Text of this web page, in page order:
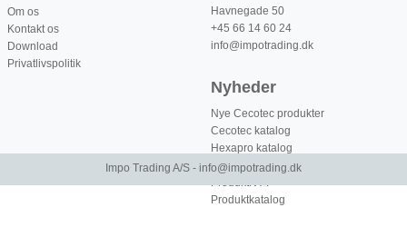
Om os
Kontakt os
Download
Privatlivspolitik
Havnegade 50
+45 66 14 60 24
info@impotrading.dk
Nyheder
Nye Cecotec produkter
Cecotec katalog
Hexapro katalog
BERGNER Katalog
ProduktNYT
Produktkatalog
Impo Trading A/S - info@impotrading.dk